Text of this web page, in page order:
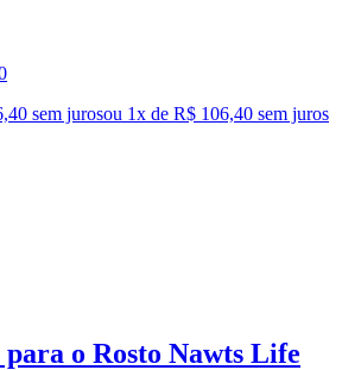
sem jurosou 1x de R$ 106,40 sem juros
o Rosto Nawts Life